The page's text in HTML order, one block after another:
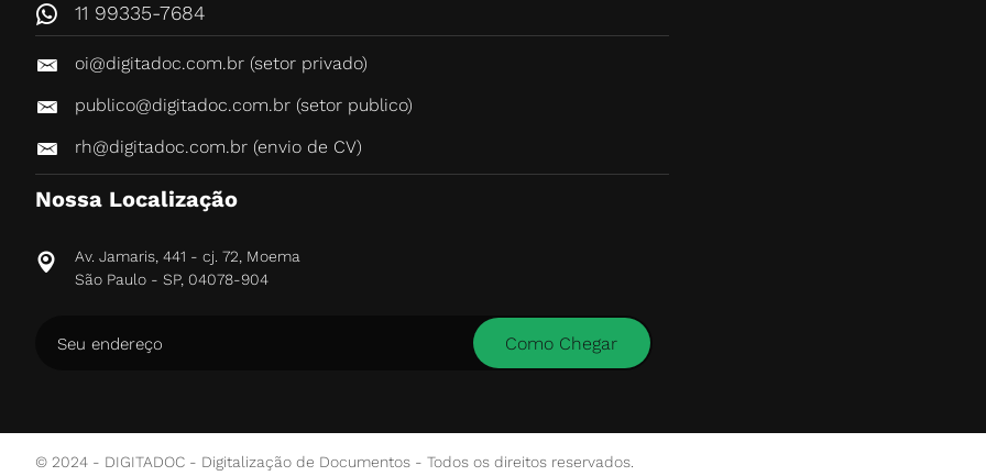
11 99335-7684
oi@digitadoc.com.br (setor privado)
publico@digitadoc.com.br (setor publico)
rh@digitadoc.com.br (envio de CV)
Nossa Localização
Av. Jamaris, 441 - cj. 72, Moema
São Paulo - SP, 04078-904
© 2024 - DIGITADOC - Digitalização de Documentos - Todos os direitos reservados.